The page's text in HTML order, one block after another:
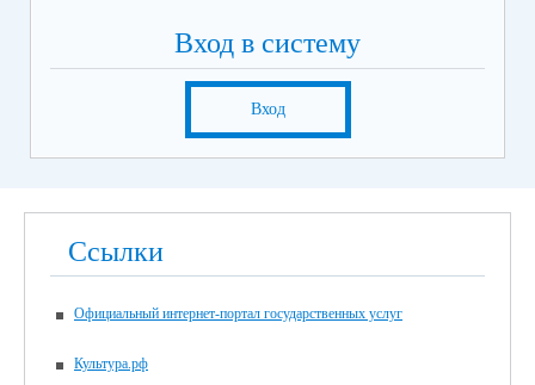
Вход в систему
Вход
Ссылки
Официальный интернет-портал государственных услуг
Культура.рф